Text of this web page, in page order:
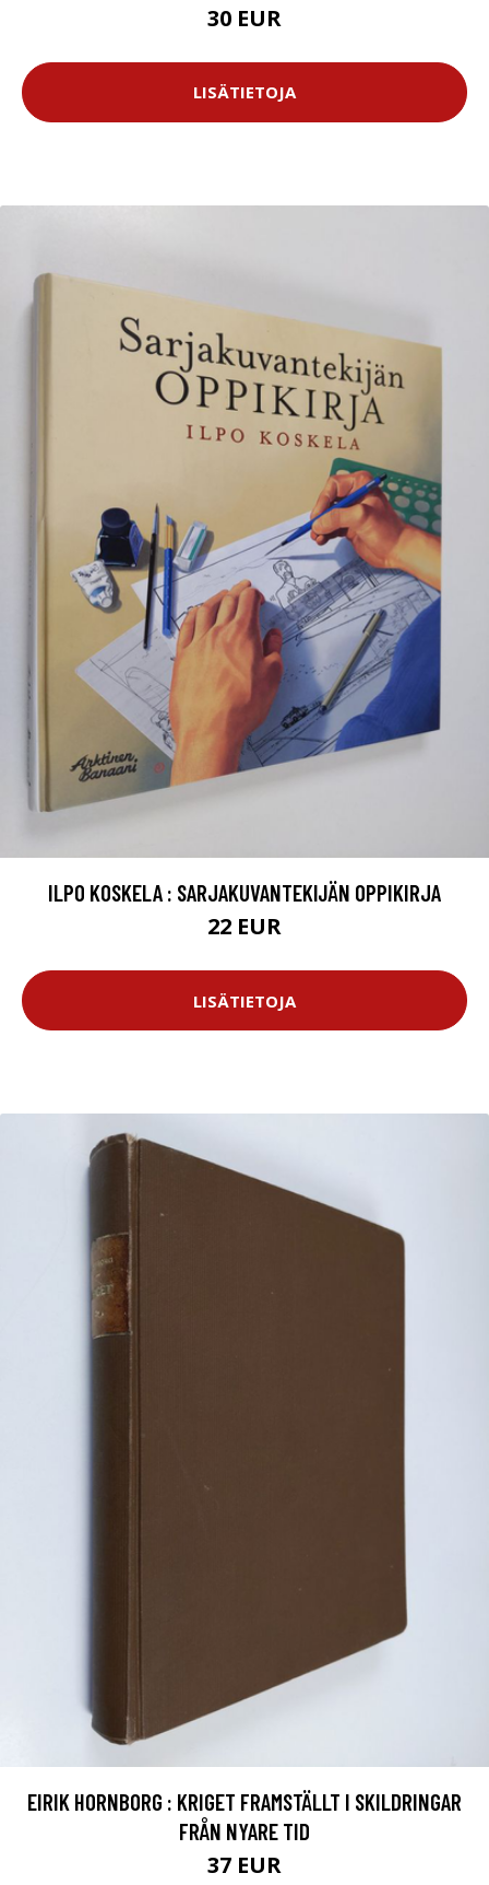
30 EUR
LISÄTIETOJA
ILPO KOSKELA : SARJAKUVANTEKIJÄN OPPIKIRJA
22 EUR
LISÄTIETOJA
EIRIK HORNBORG : KRIGET FRAMSTÄLLT I SKILDRINGAR
FRÅN NYARE TID
37 EUR